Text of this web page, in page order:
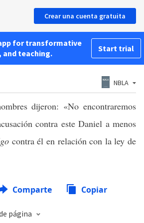
Crear una cuenta gratuita
for transformative
and teaching.
Start trial
NBLA
dijeron: «No encontraremos
contra este Daniel a menos
contra él en relación con la ley de
Comparte Copiar
página